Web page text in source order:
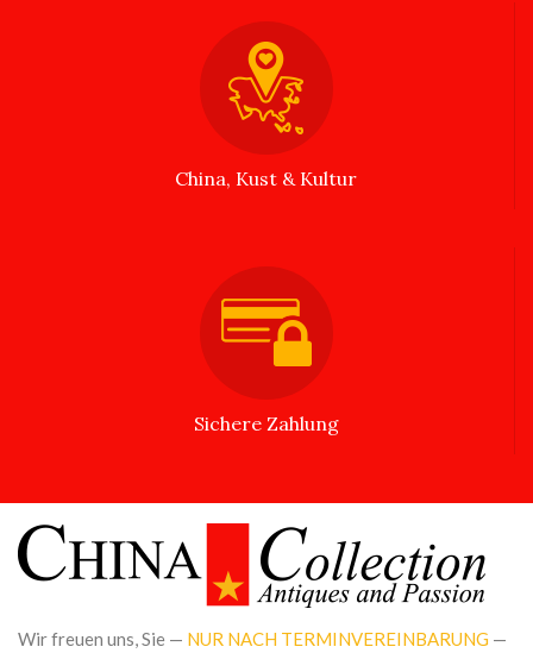
China, Kust & Kultur
Sichere Zahlung
Wir freuen uns, Sie — NUR NACH TERMINVEREINBARUNG —